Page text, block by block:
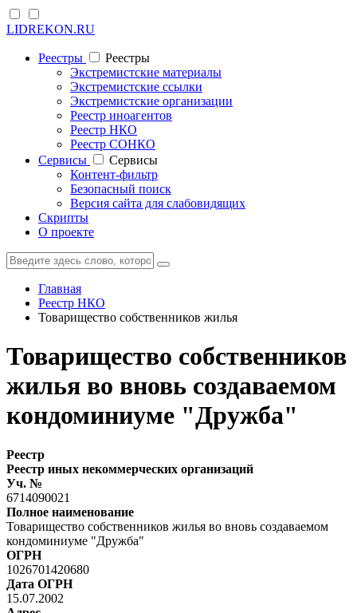
LIDREKON.RU
Реестры
Реестры
Экстремистские материалы
Экстремистские ссылки
Экстремистские организации
Реестр иноагентов
Реестр НКО
Реестр СОНКО
Cервисы
Cервисы
Контент-фильтр
Безопасный поиск
Версия сайта для слабовидящих
Скрипты
О проекте
Главная
Реестр НКО
Товарищество собственников жилья
Товарищество собственников
жилья во вновь создаваемом
кондоминиуме "Дружба"
Реестр
Реестр иных некоммерческих организаций
Уч. №
6714090021
Полное наименование
Товарищество собственников жилья во вновь создаваемом
кондоминиуме "Дружба"
ОГРН
1026701420680
Дата ОГРН
15.07.2002